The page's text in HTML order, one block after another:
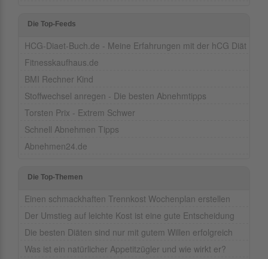
Die Top-Feeds
HCG-Diaet-Buch.de - Meine Erfahrungen mit der hCG Diät
Fitnesskaufhaus.de
BMI Rechner Kind
Stoffwechsel anregen - Die besten Abnehmtipps
Torsten Prix - Extrem Schwer
Schnell Abnehmen Tipps
Abnehmen24.de
Die Top-Themen
Einen schmackhaften Trennkost Wochenplan erstellen
Der Umstieg auf leichte Kost ist eine gute Entscheidung
Die besten Diäten sind nur mit gutem Willen erfolgreich
Was ist ein natürlicher Appetitzügler und wie wirkt er?